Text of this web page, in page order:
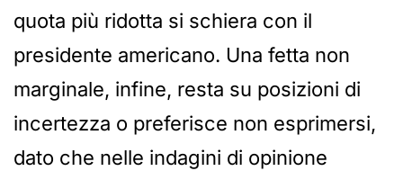
quota più ridotta si schiera con il
presidente americano. Una fetta non
marginale, infine, resta su posizioni di
incertezza o preferisce non esprimersi,
dato che nelle indagini di opinione